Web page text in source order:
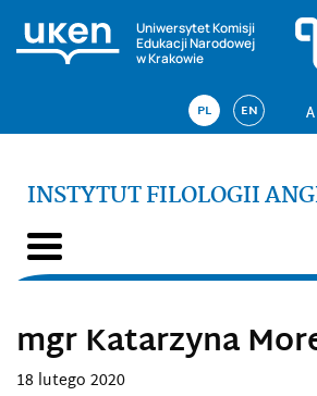
Uniwersytet Komisji
Edukacji Narodowej
w Krakowie
PL EN
INSTYTUT FILOLOGII
mgr Katarzyna
18 lutego 2020